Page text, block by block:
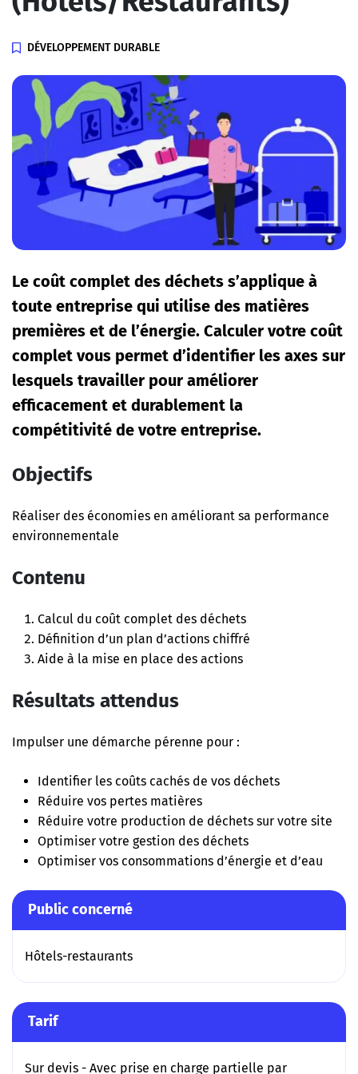
DÉVELOPPEMENT DURABLE
Le coût complet des déchets s’applique à
toute entreprise qui utilise des matières
premières et de l’énergie. Calculer votre coût
complet vous permet d’identifier les axes sur
lesquels travailler pour améliorer
efficacement et durablement la
compétitivité de votre entreprise.
Objectifs
Réaliser des économies en améliorant sa performance
environnementale
Contenu
Calcul du coût complet des déchets
Définition d’un plan d’actions chiffré
Aide à la mise en place des actions
Résultats attendus
Impulser une démarche pérenne pour :
Identifier les coûts cachés de vos déchets
Réduire vos pertes matières
Réduire votre production de déchets sur votre site
Optimiser votre gestion des déchets
Optimiser vos consommations d’énergie et d’eau
Public concerné
Hôtels-restaurants
Tarif
Sur devis - Avec prise en charge partielle par